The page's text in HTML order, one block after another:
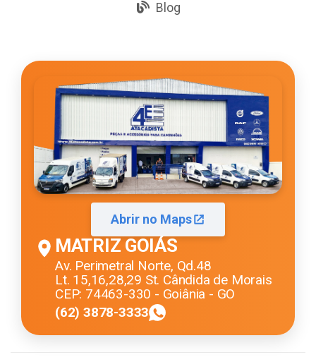
Blog
Abrir no Maps
MATRIZ GOIÁS
Av. Perimetral Norte, Qd.48
Lt. 15,16,28,29 St. Cândida de Morais
CEP: 74463-330 - Goiânia - GO
(62) 3878-3333